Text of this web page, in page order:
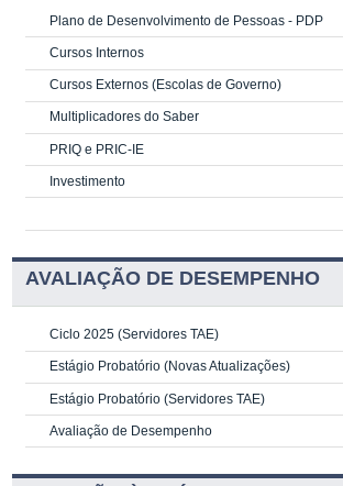
Plano de Desenvolvimento de Pessoas - PDP
Cursos Internos
Cursos Externos (Escolas de Governo)
Multiplicadores do Saber
PRIQ e PRIC-IE
Investimento
AVALIAÇÃO DE DESEMPENHO
Ciclo 2025 (Servidores TAE)
Estágio Probatório (Novas Atualizações)
Estágio Probatório (Servidores TAE)
Avaliação de Desempenho